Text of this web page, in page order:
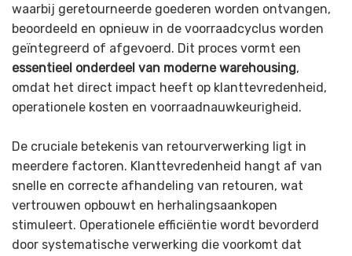
waarbij geretourneerde goederen worden ontvangen,
beoordeeld en opnieuw in de voorraadcyclus worden
geïntegreerd of afgevoerd. Dit proces vormt een
essentieel onderdeel van moderne warehousing,
omdat het direct impact heeft op klanttevredenheid,
operationele kosten en voorraadnauwkeurigheid.
De cruciale betekenis van retourverwerking ligt in
meerdere factoren. Klanttevredenheid hangt af van
snelle en correcte afhandeling van retouren, wat
vertrouwen opbouwt en herhalingsaankopen
stimuleert. Operationele efficiëntie wordt bevorderd
door systematische verwerking die voorkomt dat